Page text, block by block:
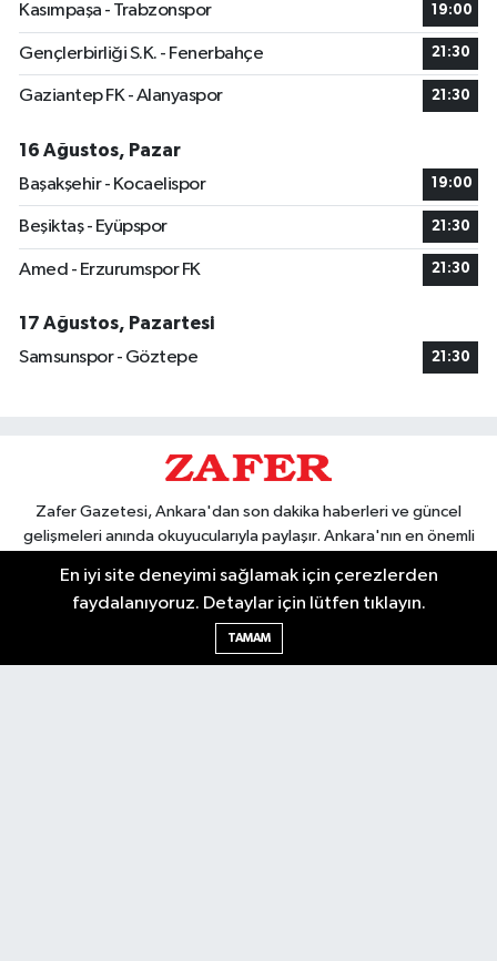
Kasımpaşa - Trabzonspor 19:00
Gençlerbirliği S.K. - Fenerbahçe 21:30
Gaziantep FK - Alanyaspor 21:30
16 Ağustos, Pazar
Başakşehir - Kocaelispor
19:00
Beşiktaş - Eyüpspor 21:30
Amed - Erzurumspor FK 21:30
17 Ağustos, Pazartesi
Samsunspor - Göztepe
21:30
Zafer Gazetesi, Ankara'dan son dakika haberleri ve güncel
gelişmeleri anında okuyucularıyla paylaşır. Ankara'nın en önemli
Gazetesi'ni takip edin. Başkentin güvendiği haber kaynağı.
En iyi site deneyimi sağlamak için çerezlerden
faydalanıyoruz. Detaylar için lütfen tıklayın.
TAMAM